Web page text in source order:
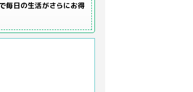
毎日の生活がさらにお得